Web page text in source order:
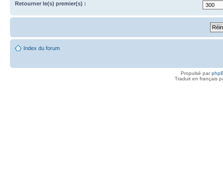
Retourner le(s) premier(s) :
Index du forum
Propulsé par
Traduit en français